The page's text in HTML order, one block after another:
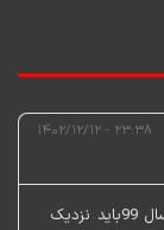
۲۳:۳۸ - ۱۴۰۲/۱۲/۱۲
در بورس خارج تورم نیست . پورتنوی سهامداران سال 99باید نزدیک